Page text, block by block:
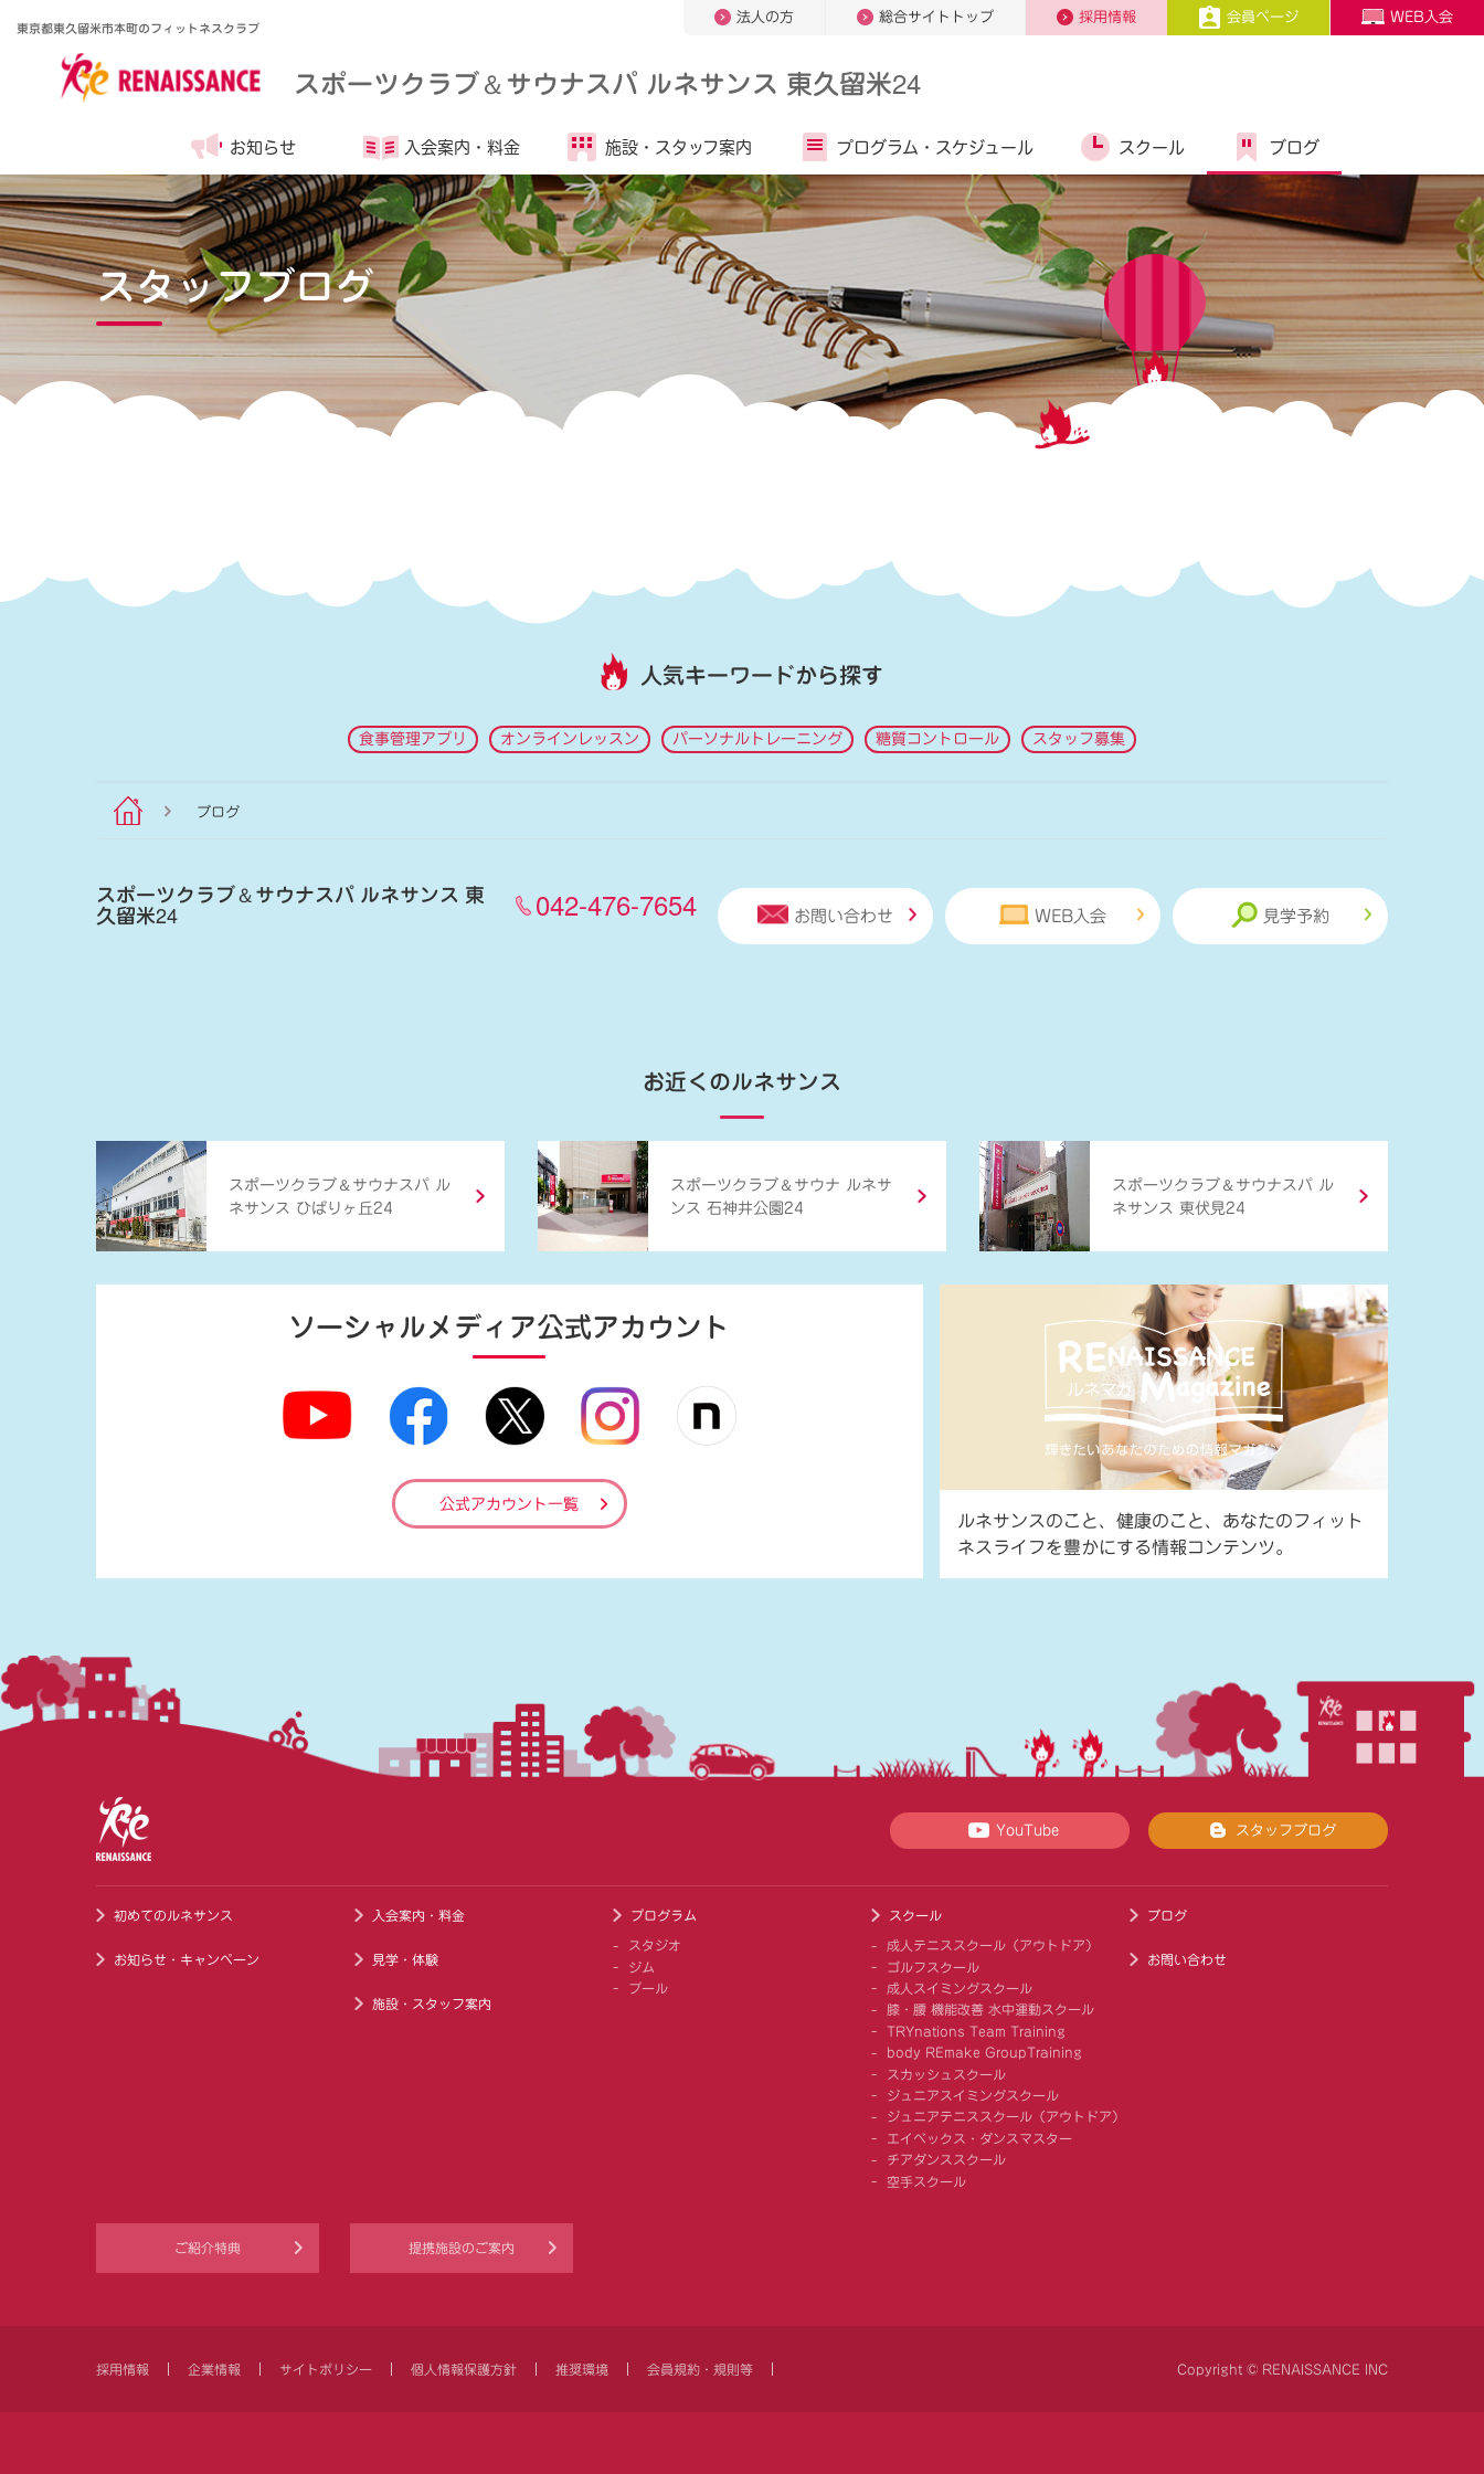
東京都東久留米市本町のフィットネスクラブ
法人の方 総合サイトトップ 採用情報 会員ページ WEB入会
スポーツクラブ＆サウナスパ ルネサンス 東久留米24
お知らせ 入会案内・ 料金 施設・ スタッフ案内 プログラム・ スケジュール スクール ブログ
スタッフブログ
人気キーワードから探す
食事管理アプリ オンラインレッスン パーソナルトレーニング 糖質コントロール スタッフ募集
ブログ
スポーツクラブ＆サウナスパ ルネサンス 東
久留米24 042-476-7654 お問い合わせ WEB入会 見学予約
お近くのルネサンス
スポーツクラブ ＆ サウナスパ ル
ネサンス ひばりヶ丘24
スポーツクラブ ＆ サウナ ルネサ
ンス 石神井公園24
スポーツクラブ ＆ サウナスパ ル
ネサンス 東伏見24
ソーシャルメディア公式アカウント
公式アカウント一覧
ルネサンスのこと、健康のこと、あなたのフィット
ネスライフを豊かにする情報コンテンツ。
YouTube スタッフブログ
初めてのルネサンス
お知らせ・キャンペーン
入会案内・料金
見学・体験
施設・スタッフ案内
プログラム
スタジオ
ジム
プール
スクール
成人テニススクール（アウトドア）
ゴルフスクール
成人スイミングスクール
膝・腰 機能改善 水中運動スクール
TRYnations Team Training
body REmake GroupTraining
スカッシュスクール
ジュニアスイミングスクール
ジュニアテニススクール（アウトドア）
エイベックス・ダンスマスター
チアダンススクール
空手スクール
ブログ
お問い合わせ
ご紹介特典 提携施設のご案内
採用情報 企業情報 サイトポリシー 個人情報保護方針 推奨環境 会員規約・規則等 Copyright © RENAISSANCE INC